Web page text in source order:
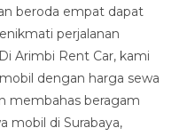
beroda empat dapat
perjalanan
Arimbi Rent Car, kami
dengan harga sewa
membahas beragam
mobil di Surabaya,